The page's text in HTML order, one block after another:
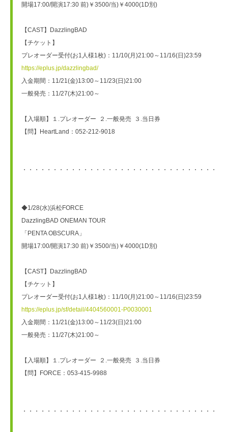
開場17:00/開演17:30 前)￥3500/当)￥4000(1D別)
【CAST】DazzlingBAD
【チケット】
プレオーダー受付(お1人様1枚)：11/10(月)21:00～11/16(日)23:59
https://eplus.jp/dazzlingbad/
入金期間：11/21(金)13:00～11/23(日)21:00
一般発売：11/27(木)21:00～
【入場順】１.プレオーダー  ２.一般発売  ３.当日券
【問】HeartLand：052-212-9018
・・・・・・・・・・・・・・・・・・・・・・・・・・・・・・・・・
◆1/28(水)浜松FORCE
DazzlingBAD ONEMAN TOUR
「PENTA OBSCURA」
開場17:00/開演17:30 前)￥3500/当)￥4000(1D別)
【CAST】DazzlingBAD
【チケット】
プレオーダー受付(お1人様1枚)：11/10(月)21:00～11/16(日)23:59
https://eplus.jp/sf/detail/4404560001-P0030001
入金期間：11/21(金)13:00～11/23(日)21:00
一般発売：11/27(木)21:00～
【入場順】１.プレオーダー  ２.一般発売  ３.当日券
【問】FORCE：053-415-9988
・・・・・・・・・・・・・・・・・・・・・・・・・・・・・・・・・